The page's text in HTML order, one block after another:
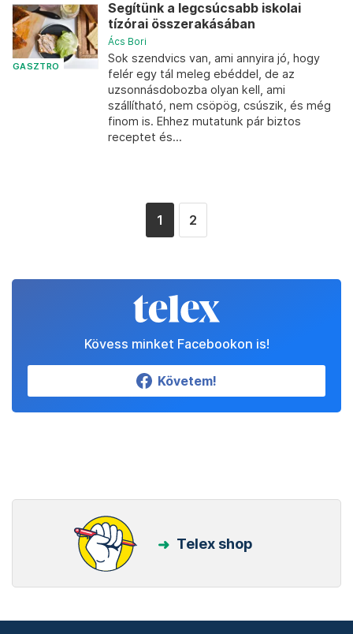
GASZTRO
Segítünk a legcsúcsabb iskolai
tízórai összerakásában
Ács Bori
Sok szendvics van, ami annyira jó, hogy
felér egy tál meleg ebéddel, de az
uzsonnásdobozba olyan kell, ami
szállítható, nem csöpög, csúszik, és még
finom is. Ehhez mutatunk pár biztos
receptet és...
1 2
Kövess minket Facebookon is!
Követem!
Telex shop